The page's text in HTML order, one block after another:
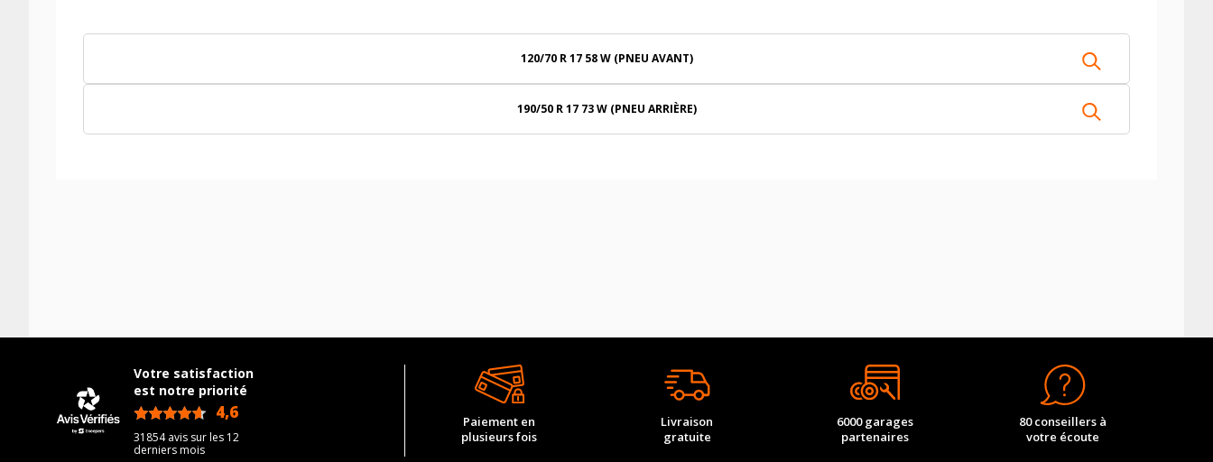
120/70 R 17 58 W (PNEU AVANT)
190/50 R 17 73 W (PNEU ARRIÈRE)
Votre satisfaction
est notre priorité
4,6
31854 avis sur les 12
derniers mois
Paiement en
plusieurs fois
Livraison
gratuite
6000 garages
partenaires
80 conseillers à
votre écoute